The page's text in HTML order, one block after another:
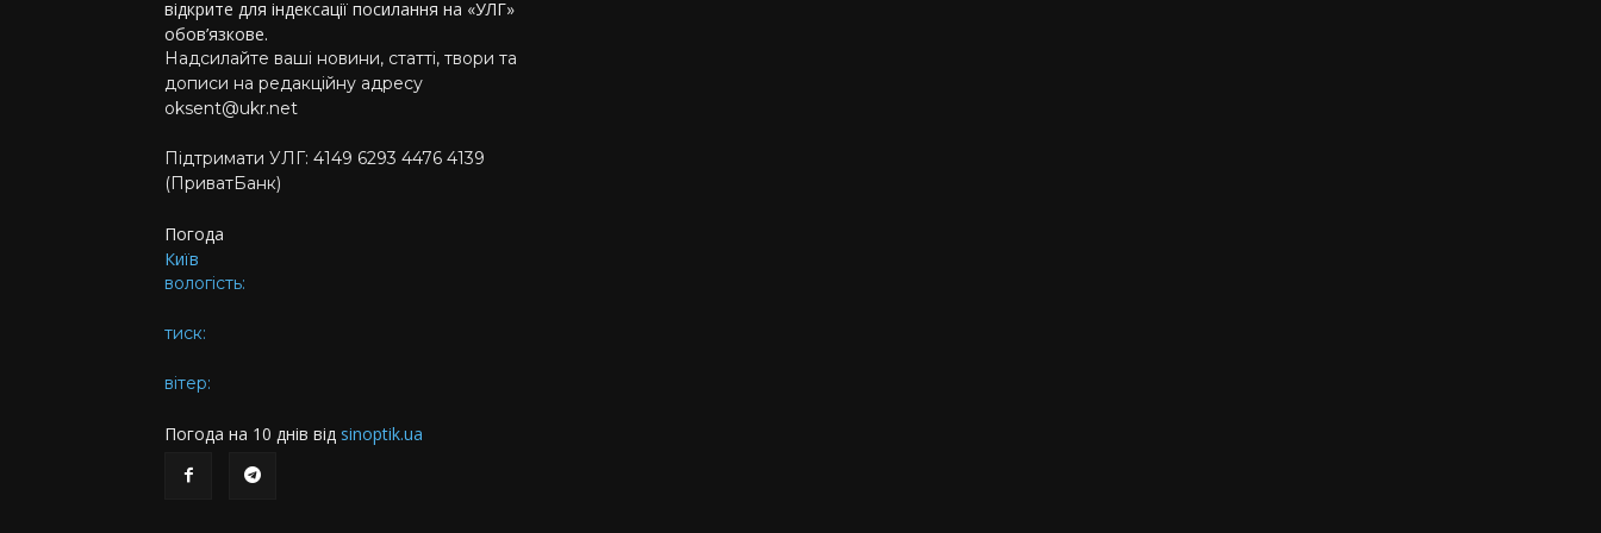
відкрите для індексації посилання на «УЛГ»
обов’язкове.
Надсилайте ваші новини, статті, твори та
дописи на редакційну адресу
oksent@ukr.net
Підтримати УЛГ: 4149 6293 4476 4139
(ПриватБанк)
Погода
Київ
вологість:
тиск:
вітер:
Погода на 10 днів від sinoptik.ua